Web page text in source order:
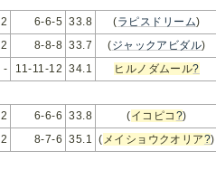
6-6-5 33.8 (ラピスドリーム)
8-8-8 33.7 (ジャックアビダル)
- 11-11-12 34.1 ヒルノダムール?
6-6-6 33.8 (イコピコ ?)
8-7-6 35.1 ( メイショウクオリア?)